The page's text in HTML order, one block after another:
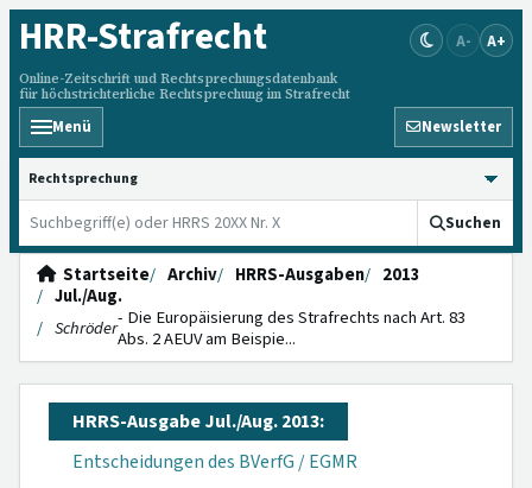
HRR-Strafrecht
Online-Zeitschrift und Rechtsprechungsdatenbank
für höchstrichterliche Rechtsprechung im Strafrecht
A- A+
Menü Newsletter
HRRS durchsuchen
Suchen
Startseite Archiv HRRS-Ausgaben
2013
Jul./Aug.
Schröder- Die Europäisierung des Strafrechts nach Art. 83
Abs. 2 AEUV am Beispie...
HRRS-Ausgabe Jul./Aug. 2013:
Entscheidungen des BVerfG / EGMR